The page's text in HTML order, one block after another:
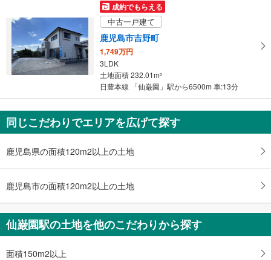
マ
イ
ペ
ー
ジ
保
存
す
る
成約でもらえる
中古一戸建て
鹿児島市吉野町
1,749万円
3LDK
土地面積 232.01m2
日豊本線 「仙巌園」駅から6500m 車:13分
同じこだわりでエリアを広げて探す
鹿児島県の面積120m2以上の土地
鹿児島市の面積120m2以上の土地
仙巌園駅の土地を他のこだわりから探す
面積150m2以上